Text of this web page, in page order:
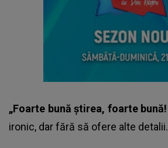
„Foarte bună știrea, foarte bună!
ironic, dar fără să ofere alte detalii.